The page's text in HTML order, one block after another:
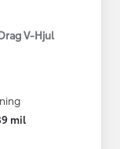
V-Hjul
mil